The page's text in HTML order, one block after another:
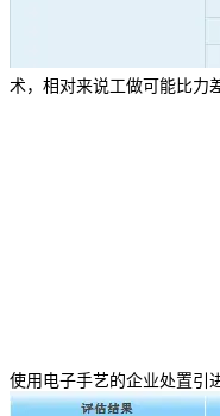
术，相对来说工做可能比力
使用电子手艺的企业处置引